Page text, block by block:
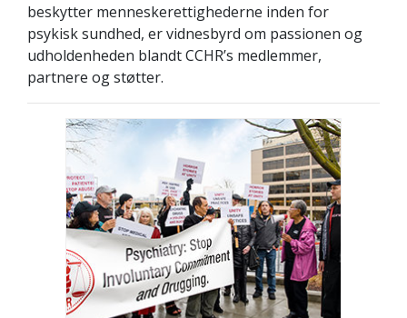
beskytter menneskerettighederne inden for
psykisk sundhed, er vidnesbyrd om passionen og
udholdenheden blandt CCHR’s medlemmer,
partnere og støtter.